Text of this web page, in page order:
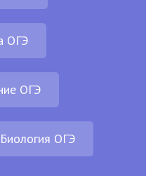
ОГЭ
ОГЭ
Биология ОГЭ